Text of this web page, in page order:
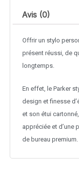
Avis (0)
Offrir un stylo
présent réussi, de
longtemps.
En effet, le Parker
design et finesse
et son étui
appréciée et d’une
de bureau premium.